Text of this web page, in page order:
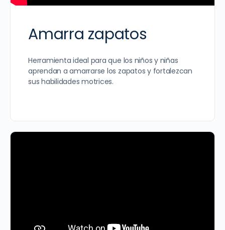
Amarra zapatos
Herramienta ideal para que los niños y niñas
aprendan a amarrarse los zapatos y fortalezcan
sus habilidades motrices.